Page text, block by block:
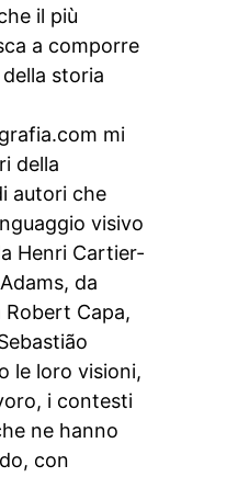
il più
a comporre
storia
mi
della
autori che
visivo
Henri Cartier-
da
Capa,
le loro visioni,
i contesti
ne hanno
con